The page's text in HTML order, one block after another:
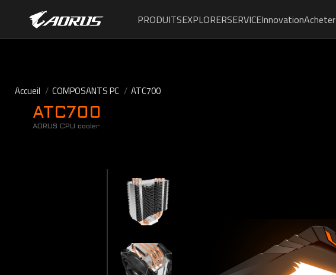
PRODUITSEXPLORERSERVICEInnovationAcheter
Accueil COMPOSANTS PC ATC700
ATC700
AORUS CPU cooler